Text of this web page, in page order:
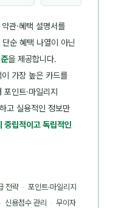
관·혜택 설명서를
순 혜택 나열이 아닌
을 제공합니다.
이 가장 높은 카드를
인트·마일리지
고 실용적인 정보만
중립적이고 독립적인
전략 · 포인트·마일리지
· 신용점수 관리 · 무이자